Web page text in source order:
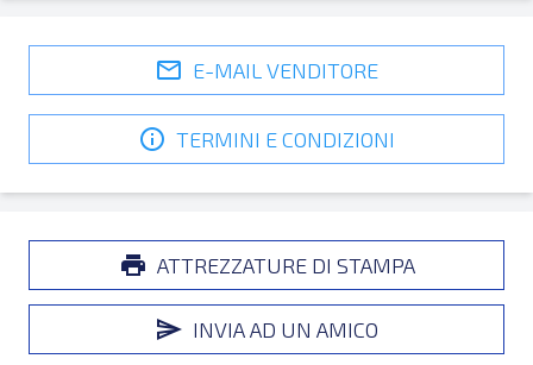
E-MAIL VENDITORE
TERMINI E CONDIZIONI
ATTREZZATURE DI STAMPA
INVIA AD UN AMICO